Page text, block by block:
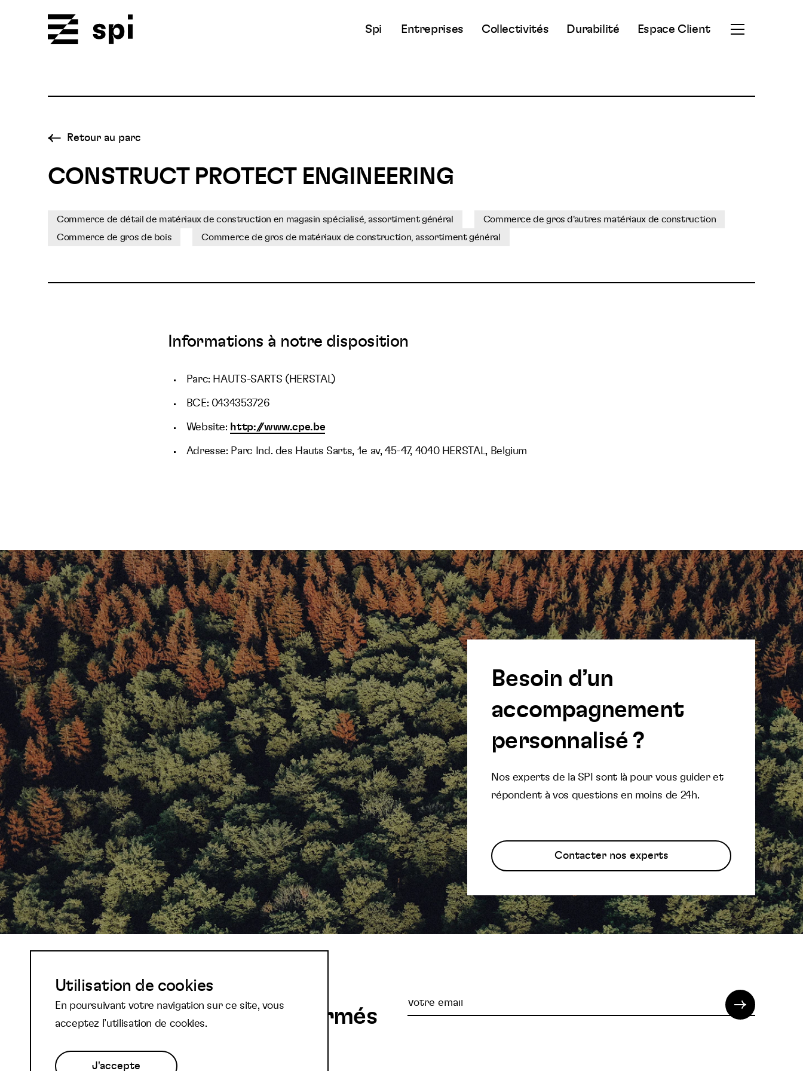
Spi Entreprises Collectivités Durabilité Espace Client
Ouvrir
Retour au parc
CONSTRUCT PROTECT ENGINEERING
Commerce de détail de matériaux de construction en magasin spécialisé, assortiment général
Commerce de gros d'autres matériaux de construction
Commerce de gros de bois
Commerce de gros de matériaux de construction, assortiment général
Informations à notre disposition
Parc: HAUTS-SARTS (HERSTAL)
BCE: 0434353726
Website: http://www.cpe.be
Adresse: Parc Ind. des Hauts Sarts, 1e av, 45-47, 4040 HERSTAL, Belgium
Besoin d’un
accompagnement
personnalisé ?
Nos experts de la SPI sont là pour vous guider et
répondent à vos questions en moins de 24h.
Contacter nos experts
Abonnez-vous à notre
newsletter et restez informés
Votre
Utilisation de cookies
En poursuivant votre navigation sur ce site, vous
acceptez l’utilisation de cookies.
J'accepte